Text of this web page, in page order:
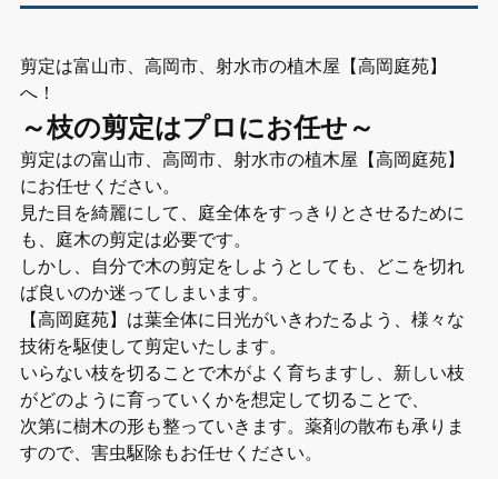
剪定は富山市、高岡市、射水市の植木屋【高岡庭苑】
へ！
～枝の剪定はプロにお任せ～
剪定はの富山市、高岡市、射水市の植木屋【高岡庭苑】
にお任せください。
見た目を綺麗にして、庭全体をすっきりとさせるために
も、庭木の剪定は必要です。
しかし、自分で木の剪定をしようとしても、どこを切れ
ば良いのか迷ってしまいます。
【高岡庭苑】は葉全体に日光がいきわたるよう、様々な
技術を駆使して剪定いたします。
いらない枝を切ることで木がよく育ちますし、新しい枝
がどのように育っていくかを想定して切ることで、
次第に樹木の形も整っていきます。薬剤の散布も承りま
すので、害虫駆除もお任せください。